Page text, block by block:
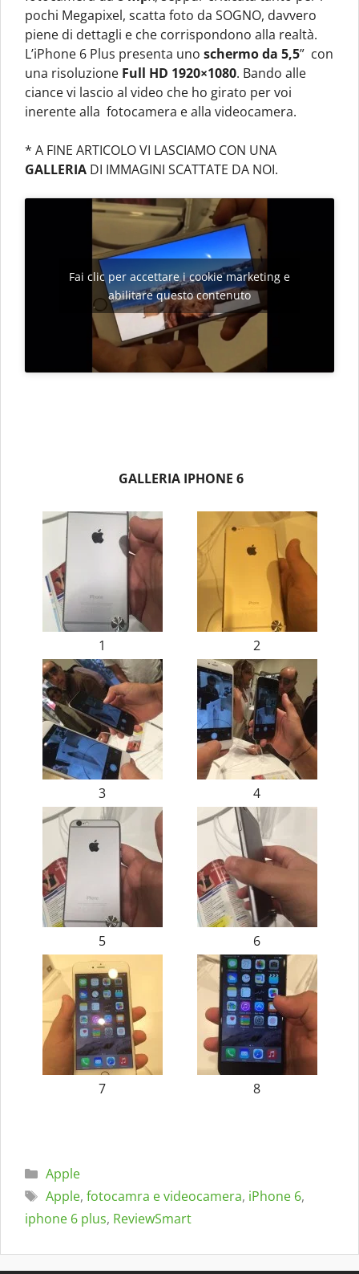
pochi Megapixel, scatta foto da SOGNO, davvero
piene di dettagli e che corrispondono alla realtà.
L’iPhone 6 Plus presenta uno schermo da 5,5” con
una risoluzione Full HD 1920×1080. Bando alle
ciance vi lascio al video che ho girato per voi
inerente alla fotocamera e alla videocamera.
* A FINE ARTICOLO VI LASCIAMO CON UNA
GALLERIA DI IMMAGINI SCATTATE DA NOI.
Fai clic per accettare i cookie marketing e
abilitare questo contenuto
GALLERIA IPHONE 6
1 2
3 4
5 6
7 8
Categorie
Apple
Tag
Apple, fotocamra e videocamera, iPhone 6,
iphone 6 plus, ReviewSmart